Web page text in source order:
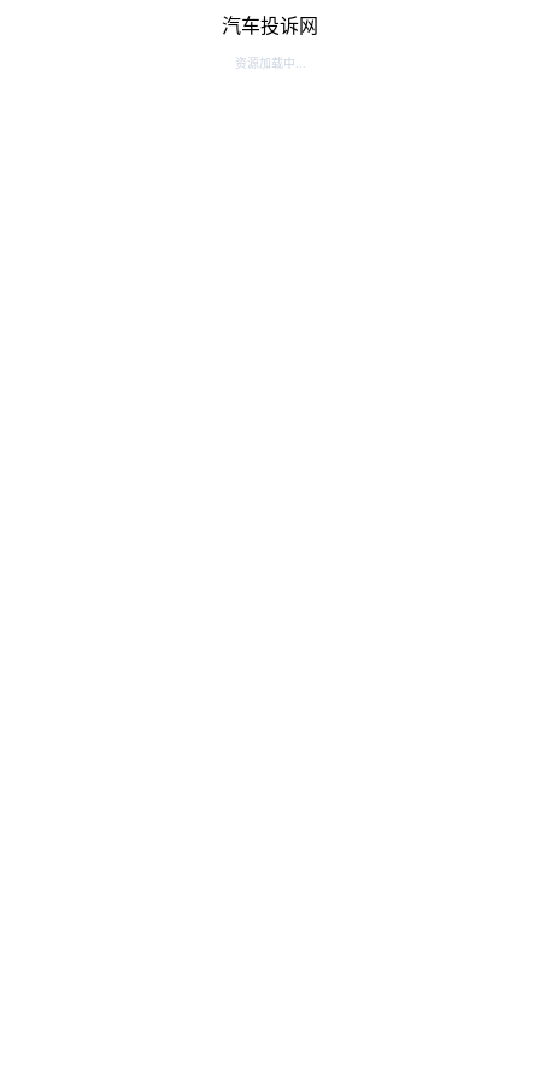
汽车投诉网
资源加载中...